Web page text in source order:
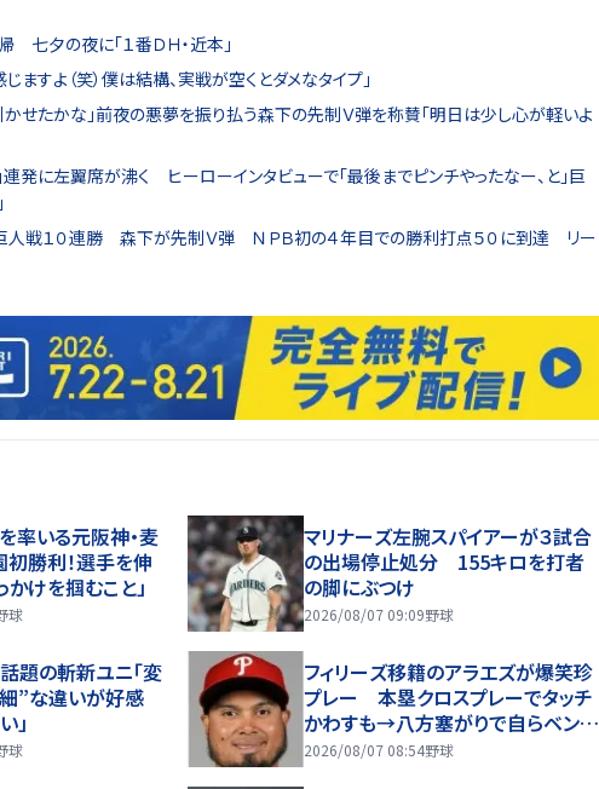
七夕の夜に「１番ＤＨ・近本」
ますよ（笑）僕は結構、実戦が空くとダメなタイプ」
せたかな」前夜の悪夢を振り払う森下の先制Ｖ弾を称賛「明日は少し心が軽いよ
発に左翼席が沸く ヒーローインタビューで「最後までピンチやったなー、と」巨
戦１０連勝 森下が先制Ｖ弾 ＮＰＢ初の４年目での勝利打点５０に到達 リー
率いる元阪神・麦
勝利！選手を伸
かけを掴むこと」
球
マリナーズ左腕スパイアーが３試合
の出場停止処分 155キロを打者
の脚にぶつけ
2026/08/07 09:09野球
題の斬新ユニ「変
”な違いが好感
」
球
フィリーズ移籍のアラエズが爆笑珍
プレー 本塁クロスプレーでタッチ
かわすも→八方塞がりで自らベンチ
に退散 あっけにとられる球審「め
2026/08/07 08:54野球